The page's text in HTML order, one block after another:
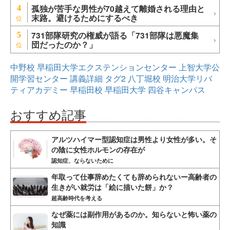
4 孤独が苦手な男性が70越えて離婚される理由と
末路。避けるためにするべき
5 731部隊研究の権威が語る「731部隊は悪魔集
団だったのか？」
中野校 早稲田大学エクステンションセンター 上智大学公
開学習センター 講義詳細 タグ2 八丁堀校 明治大学リバ
ティアカデミー 早稲田校 早稲田大学 四谷キャンパス
おすすめ記事
アルツハイマー型認知症は男性より女性が多い。そ
の陰に女性ホルモンの存在が
認知症、ならないために
年取って仕事辞めたくても辞められないー高齢者の
生きがい就労は「絵に描いた餅」か？
超高齢時代を考える
なぜ薬には副作用があるのか。知らないと怖い薬の
知識